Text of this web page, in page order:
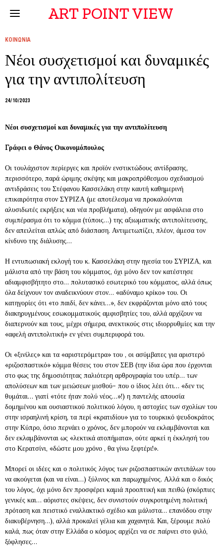
ART POINT VIEW
ΚΟΙΝΩΝΙΑ
Νέοι συσχετισμοί και δυναμικές
για την αντιπολίτευση
24/10/2023
Νέοι συσχετισμοί και δυναμικές για την αντιπολίτευση
Γράφει ο Θάνος Οικονομόπουλος
Οι τουλάχιστον περίεργες και προϊόν ενστικτώδους αντίδρασης,
περισσότερο, παρά ώριμης σκέψης και μακροπρόθεσμου σχεδιασμού
αντιδράσεις του Στέφανου Κασσελάκη στην καυτή καθημερινή
επικαιρότητα στον ΣΥΡΙΖΑ (με αποτέλεσμα να προκαλούνται
αλυσιδωτές εκρήξεις και νέα προβλήματα), οδηγούν με ασφάλεια στο
συμπέρασμα ότι το κόμμα (τύποις…) της αξιωματικής αντιπολίτευσης,
δεν απειλείται απλώς από διάσπαση. Αντιμετωπίζει, πλέον, άμεσα τον
κίνδυνο της διάλυσης…
Η εντυπωσιακή εκλογή του κ. Κασσελάκη στην ηγεσία του ΣΥΡΙΖΑ, και
μάλιστα από την βάση του κόμματος, όχι μόνο δεν τον κατέστησε
αδιαμφισβήτητο στο… πολυτασικό εσωτερικό του κόμματος, αλλά όπως
όλα δείχνουν τον αναδεικνύουν στον… «αδύναμο κρίκο» του. Οι
κατηγορίες ότι «το παιδί, δεν κάνει…», δεν εκφράζονται μόνο από τους
διακηρυγμένους εσωκομματικούς αμφισβητίες του, αλλά αρχίζουν να
διαπερνούν και τους, μέχρι σήμερα, ανεκτικούς στις ιδιορρυθμίες και την
«αφελή αντιπολιτική» εν γένει συμπεριφορά του.
Οι «ξινίλες» και τα «αριστερόμετρα» του , οι ασύμβατες για αριστερό
«ριζοσπαστικό» κόμμα θέσεις του στον ΣΕΒ (την ίδια ώρα που έρχονται
στο φως της δημοσιότητας παλιότερη αρθρογραφία του υπέρ… των
απολύσεων και των μειώσεων μισθού- που ο ίδιος λέει ότι… «δεν τις
θυμάται… γιατί «τότε ήταν πολύ νέος…»!) η παντελής απουσία
δομημένου και ουσιαστικού πολιτικού λόγου, η αστοχίες των σχολίων του
στην ισραηλινή κρίση, τα περί «κρατιδίου» για το τουρκικό ψευδοκράτος
στην Κύπρο, όσιο περνάει ο χρόνος, δεν μπορούν να εκλαμβάνονται και
δεν εκλαμβάνονται ως «λεκτικά ατοπήματα», ούτε αρκεί η έκκλησή του
στο Κερατσίνι, «δώστε μου χρόνο , θα γίνω ξεφτέρι!».
Μπορεί οι ιδέες και ο πολιτικός λόγος των ριζοσπαστικών αντιπάλων του
να ακούγεται (και να είναι…) ξύλινος και παρωχημένος. Αλλά και ο δικός
του λόγος, όχι μόνο δεν προσφέρει καμιά προοπτική και πειθώ (σκόρπιες
γενικές και… αόριστες σκέψεις, δεν συνιστούν συγκροτημένη πολιτική
πρόταση και πειστικό εναλλακτικό σχέδιο και μάλιστα… επανόδου στην
διακυβέρνηση…), αλλά προκαλεί γέλια και χαχανητά. Και, ξέρουμε πολύ
καλά, πως όταν στην Ελλάδα ο κόσμος αρχίζει να σε παίρνει στο ψιλό,
ξόφλησες…